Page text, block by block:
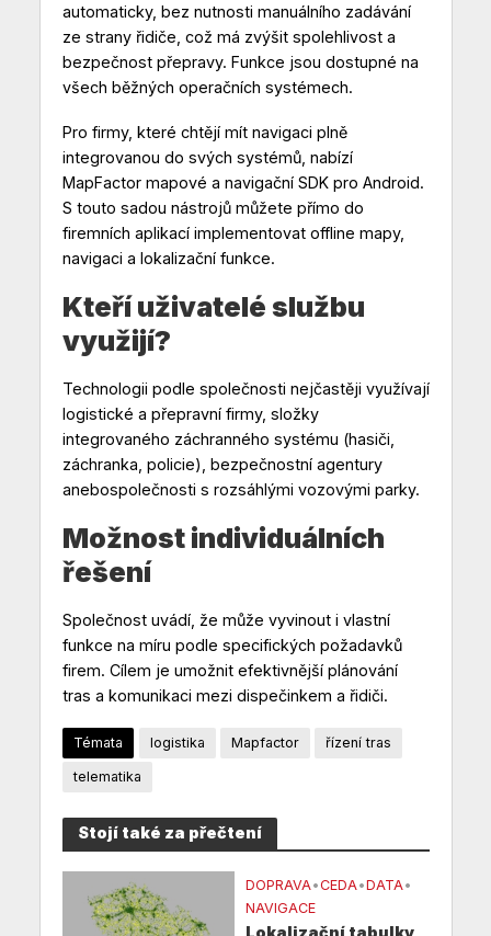
automaticky, bez nutnosti manuálního zadávání
ze strany řidiče, což má zvýšit spolehlivost a
bezpečnost přepravy. Funkce jsou dostupné na
všech běžných operačních systémech.
Pro firmy, které chtějí mít navigaci plně
integrovanou do svých systémů, nabízí
MapFactor mapové a navigační SDK pro Android.
S touto sadou nástrojů můžete přímo do
firemních aplikací implementovat offline mapy,
navigaci a lokalizační funkce.
Kteří uživatelé službu
využijí?
Technologii podle společnosti nejčastěji využívají
logistické a přepravní firmy, složky
integrovaného záchranného systému (hasiči,
záchranka, policie), bezpečnostní agentury
anebospolečnosti s rozsáhlými vozovými parky.
Možnost individuálních
řešení
Společnost uvádí, že může vyvinout i vlastní
funkce na míru podle specifických požadavků
firem. Cílem je umožnit efektivnější plánování
tras a komunikaci mezi dispečinkem a řidiči.
Témata logistika Mapfactor řízení tras
telematika
Stojí také za přečtení
DOPRAVA•CEDA•DATA•
NAVIGACE
Lokalizační tabulky